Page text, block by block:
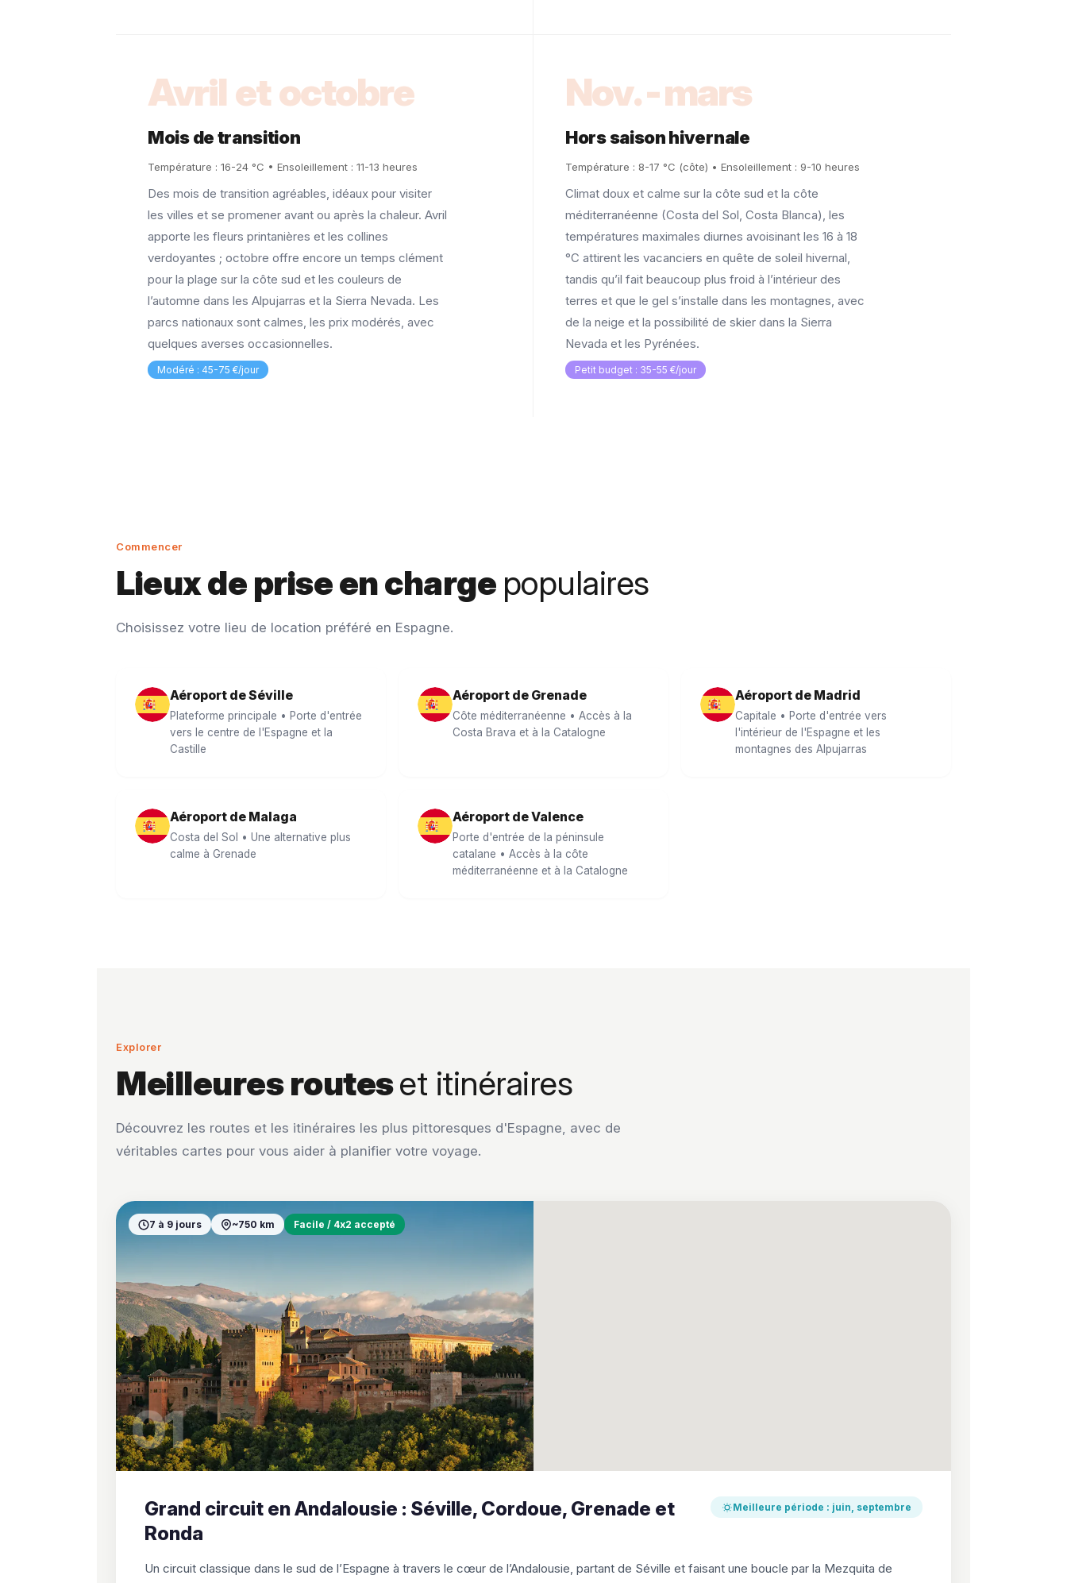
Avril et octobre
Mois de transition
Température : 16-24 °C • Ensoleillement : 11-13 heures
Des mois de transition agréables, idéaux pour visiter
les villes et se promener avant ou après la chaleur. Avril
apporte les fleurs printanières et les collines
verdoyantes ; octobre offre encore un temps clément
pour la plage sur la côte sud et les couleurs de
l’automne dans les Alpujarras et la Sierra Nevada. Les
parcs nationaux sont calmes, les prix modérés, avec
quelques averses occasionnelles.
Modéré : 45-75 €/jour
Nov.-mars
Hors saison hivernale
Température : 8-17 °C (côte) • Ensoleillement : 9-10 heures
Climat doux et calme sur la côte sud et la côte
méditerranéenne (Costa del Sol, Costa Blanca), les
températures maximales diurnes avoisinant les 16 à 18
°C attirent les vacanciers en quête de soleil hivernal,
tandis qu’il fait beaucoup plus froid à l’intérieur des
terres et que le gel s’installe dans les montagnes, avec
de la neige et la possibilité de skier dans la Sierra
Nevada et les Pyrénées.
Petit budget : 35-55 €/jour
Commencer
Lieux de prise en charge populaires
Choisissez votre lieu de location préféré en Espagne.
Aéroport de Séville
Plateforme principale • Porte d'entrée
vers le centre de l'Espagne et la
Castille
Aéroport de Grenade
Côte méditerranéenne • Accès à la
Costa Brava et à la Catalogne
Aéroport de Madrid
Capitale • Porte d'entrée vers
l'intérieur de l'Espagne et les
montagnes des Alpujarras
Aéroport de Malaga
Costa del Sol • Une alternative plus
calme à Grenade
Aéroport de Valence
Porte d'entrée de la péninsule
catalane • Accès à la côte
méditerranéenne et à la Catalogne
Explorer
Meilleures routeset itinéraires
Découvrez les routes et les itinéraires les plus pittoresques d'Espagne, avec de
véritables cartes pour vous aider à planifier votre voyage.
7 à 9 jours ~750 km Facile / 4x2 accepté
01
Grand circuit en Andalousie : Séville, Cordoue, Grenade et
Ronda
Meilleure période : juin, septembre
Un circuit classique dans le sud de l’Espagne à travers le cœur de l’Andalousie, partant de Séville et faisant une boucle par la Mezquita de